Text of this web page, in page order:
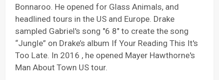
Bonnaroo. He opened for Glass Animals, and
headlined tours in the US and Europe. Drake
sampled Gabriel's song "6 8" to create the song
“Jungle” on Drake’s album If Your Reading This It's
Too Late. In 2016 , he opened Mayer Hawthorne's
Man About Town US tour.